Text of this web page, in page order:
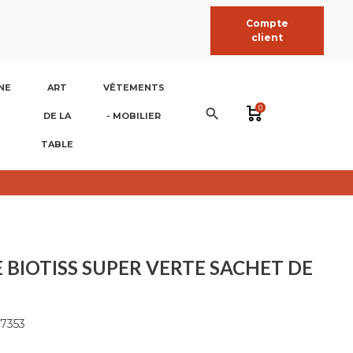
Compte
client
ART
DE LA
TABLE
VÊTEMENTS
- MOBILIER search 0
SUPER VERTE SACHET DE